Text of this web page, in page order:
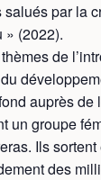
par la
» (2022).
de
auprès de
un groupe
Ils
des